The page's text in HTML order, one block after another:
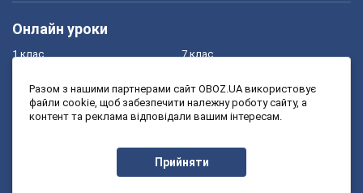
Онлайн уроки
1 клас
3 клас
7 клас
9 клас
Разом з нашими партнерами сайт OBOZ.UA використовує
файли cookie, щоб забезпечити належну роботу сайту, а
контент та реклама відповідали вашим інтересам.
Прийняти